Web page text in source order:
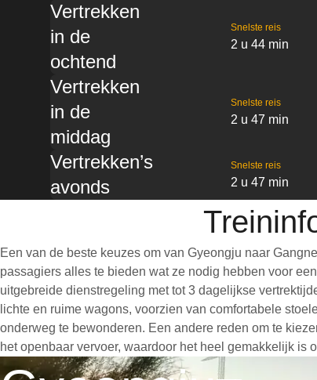
Vertrekken
in de
ochtend
Snelste reis
2 u 44 min
Vertrekken
in de
middag
Snelste reis
2 u 47 min
Vertrekken’s
avonds
Snelste reis
2 u 47 min
Een van de beste keuzes om van Gyeongju naar
passagiers alles te bieden wat ze nodig hebben voor
uitgebreide dienstregeling met tot 3 dagelijkse
lichte en ruime wagons, voorzien van comfortabele
onderweg te bewonderen. Een andere reden om te
het openbaar vervoer, waardoor het heel gemakkelijk is